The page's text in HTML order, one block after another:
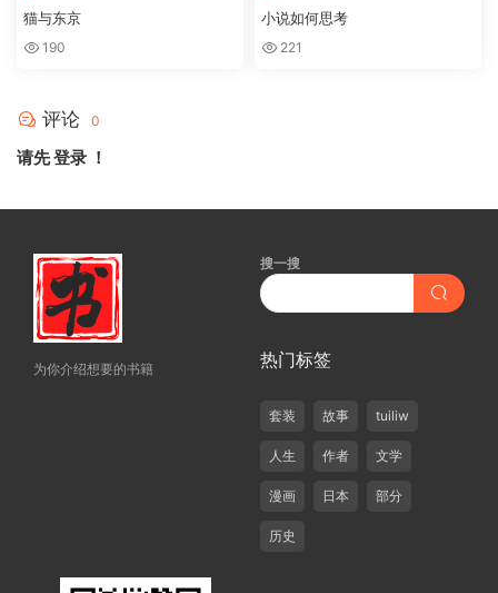
猫与东京
190
小说如何思考
221
评论 0
请先登录 ！
为你介绍想要的书籍
搜一搜
热门标签
套装 故事 tuiliw
人生 作者 文学
漫画 日本 部分
历史